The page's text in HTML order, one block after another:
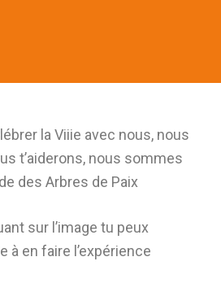
la Viiie avec nous, nous
t’aiderons, nous sommes
des Arbres de Paix
sur l’image tu peux
à en faire l’expérience